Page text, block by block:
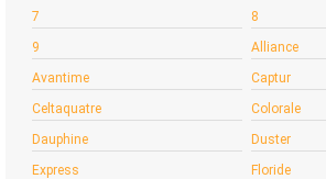
7
8
9
Alliance
Avantime
Captur
Celtaquatre
Colorale
Dauphine
Duster
Express
Floride